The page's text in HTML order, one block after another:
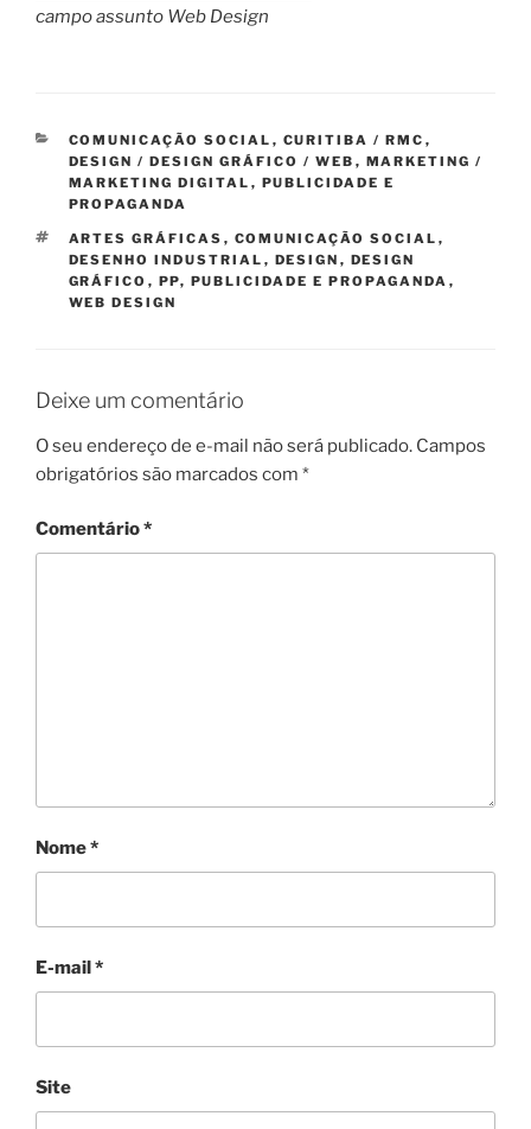
campo assunto Web Design
CATEGORIAS
COMUNICAÇÃO SOCIAL , CURITIBA / RMC ,
DESIGN / DESIGN GRÁFICO / WEB , MARKETING /
MARKETING DIGITAL , PUBLICIDADE E
PROPAGANDA
TAGS
ARTES GRÁFICAS , COMUNICAÇÃO SOCIAL ,
DESENHO INDUSTRIAL , DESIGN , DESIGN
GRÁFICO , PP, PUBLICIDADE E PROPAGANDA ,
WEB DESIGN
Deixe um comentário
O seu endereço de e-mail não será publicado. Campos
obrigatórios são marcados com *
Comentário*
Nome*
E-mail*
Site